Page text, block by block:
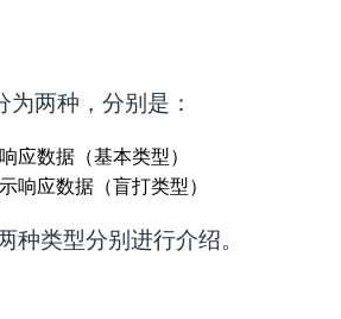
两种，分别是：
应数据（基本类型）
响应数据（盲打类型）
种类型分别进行介绍。